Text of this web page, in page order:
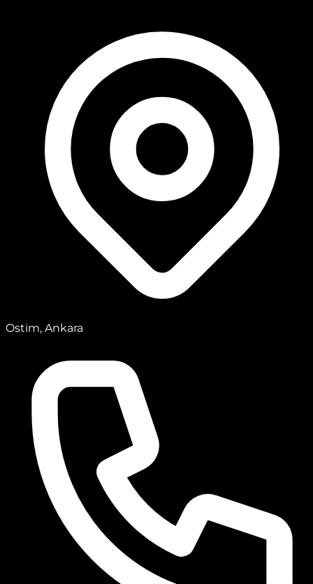
Ostim, Ankara